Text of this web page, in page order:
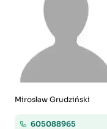
Mirosław Grudziński
605088965